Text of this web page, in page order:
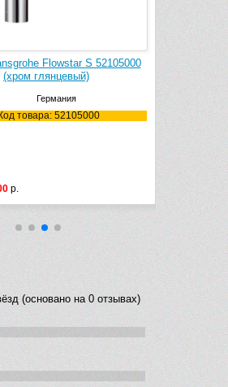
Flowstar S 52105000
(хром глянцевый)
Германия
Код товара: 52105000
р.
(основано на 0 отзывах)